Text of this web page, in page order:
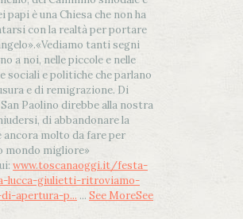
papi è una Chiesa che non ha
con la realtà per portare
.«Vediamo tanti segni
a noi, nelle piccole e nelle
sociali e politiche che parlano
e di remigrazione. Di
Paolino direbbe alla nostra
di abbandonare la
ancora molto da fare per
mondo migliore»
www.toscanaoggi.it/festa-
lucca-giulietti-ritroviamo-
apertura-p... ... See MoreSee